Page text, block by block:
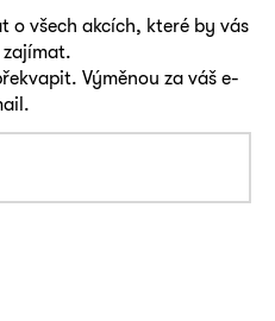
o všech akcích, které by vás
Výměnou za váš e-